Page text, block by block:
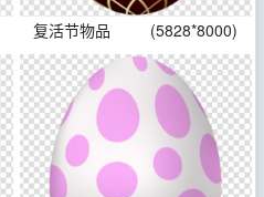
复活节物品 (5828*8000)